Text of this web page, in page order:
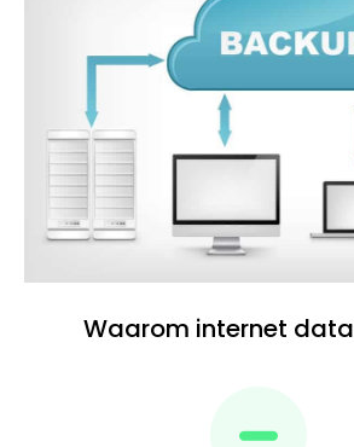
Waarom internet